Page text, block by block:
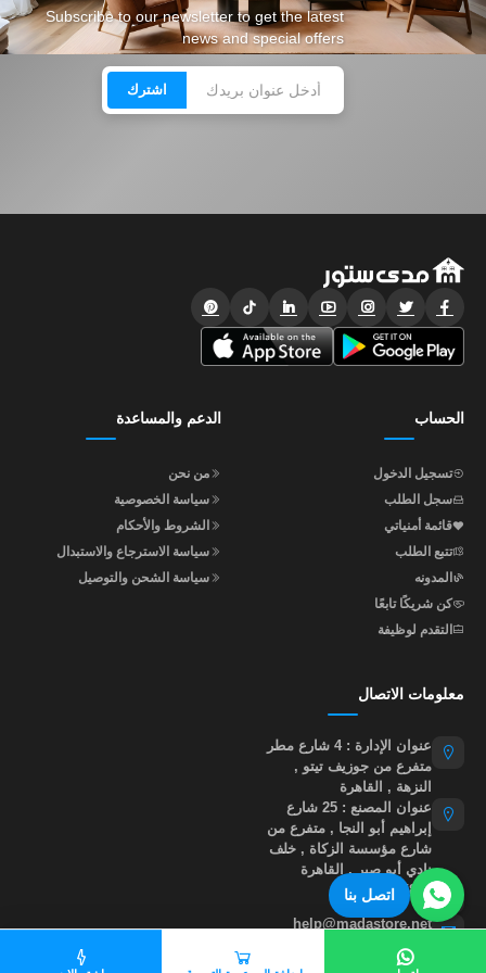
اتصل بنا
Subscribe to our newsletter to get the latest
news and special offers
اشترك
الحساب
تسجيل الدخول
سجل الطلب
قائمة أمنياتي
تتبع الطلب
المدونه
كن شريكًا تابعًا
التقدم لوظيفة
الدعم والمساعدة
من نحن
سياسة الخصوصية
الشروط والأحكام
سياسة الاسترجاع والاستبدال
سياسة الشحن والتوصيل
معلومات الاتصال
عنوان الإدارة : 4 شارع مطر
متفرع من جوزيف تيتو ,
النزهة , القاهرة
عنوان المصنع : 25 شارع
إبراهيم أبو النجا , متفرع من
شارع مؤسسة الزكاة , خلف
نادي أبو صير , القاهرة
01015535855
help@madastore.net